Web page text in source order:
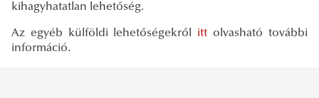
kihagyhatatlan lehetőség.
Az egyéb külföldi lehetőségekről itt olvasható további
információ.